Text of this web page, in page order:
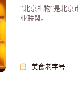
“北京礼物”是北京
业联盟。
美食老字号